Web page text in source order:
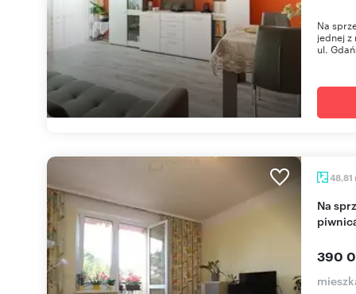
Na
jednej
ul.
48,81
Na sprzedaż słoneczne 2-pokoje z balkonem i
390